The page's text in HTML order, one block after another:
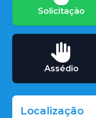
Solicitação
Assédio
Localização